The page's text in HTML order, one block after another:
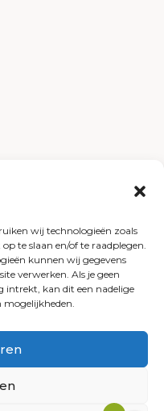
wij technologieën zoals
te slaan en/of te raadplegen.
kunnen wij gegevens
verwerken. Als je geen
kan dit een nadelige
mogelijkheden.